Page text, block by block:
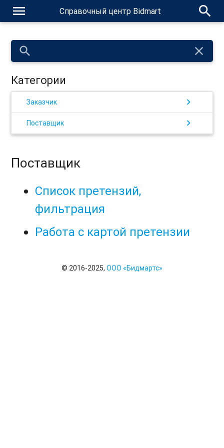
menu Справочный центр Bidmart search
search close
Категории
Заказчик chevron_right
Поставщик chevron_right
Поставщик
Список претензий,
фильтрация
Работа с картой претензии
© 2016-2025, ООО «Бидмартс»